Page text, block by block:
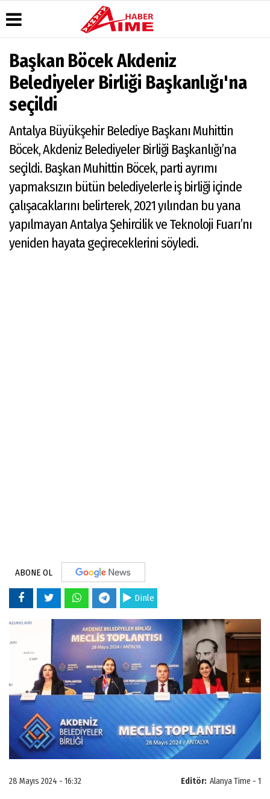
Üye Paneli
Haber
Arşivi
Dergi
Arşivi
Günün
Haberleri
Hava
Durumu
Anketler
Biyografiler
Köşe
Yazarları
Foto
Galeri
AlanyaTime
TV
Gazipaşa
Canlı Uçak
Takip
Künye
Başkan Böcek Akdeniz
Belediyeler Birliği Başkanlığı'na
seçildi
Antalya Büyükşehir Belediye Başkanı Muhittin
Böcek, Akdeniz Belediyeler Birliği Başkanlığı’na
seçildi. Başkan Muhittin Böcek, parti ayrımı
yapmaksızın bütün belediyelerle iş birliği içinde
çalışacaklarını belirterek, 2021 yılından bu yana
yapılmayan Antalya Şehircilik ve Teknoloji Fuarı’nı
yeniden hayata geçireceklerini söyledi.
ABONE OL
Dinle
Editör: Alanya Time - 1
28 Mayıs 2024 - 16:32